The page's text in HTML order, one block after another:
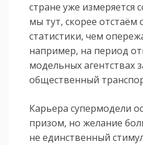
стране уже измеряется
мы тут, скорее
статистики, чем
например, на период
модельных агентствах
общественный
Карьера супермодели
призом, но желание
не единственный